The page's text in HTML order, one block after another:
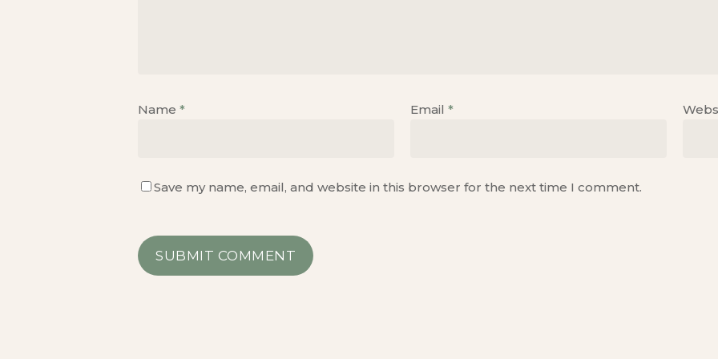
Name * Email *
Save my name, email, and website in this browser for the next time I comment.